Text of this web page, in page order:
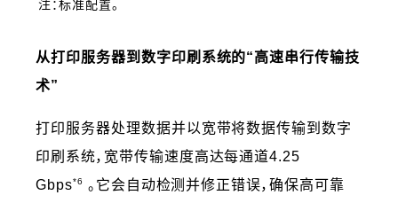
注：标准配置。
从打印服务器到数字印刷系统的“高速串行传输技
术”
打印服务器处理数据并以宽带将数据传输到数字
印刷系统，宽带传输速度高达每通道4.25
Gbps*6
。它会自动检测并修正错误，确保高可靠